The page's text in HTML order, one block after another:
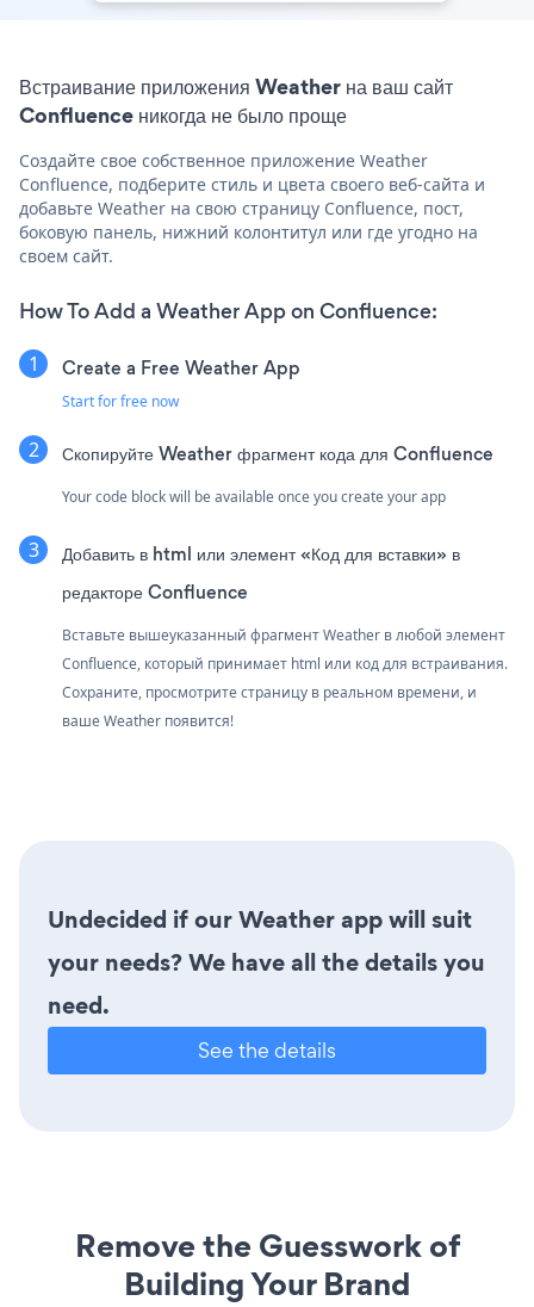
Встраивание приложения Weather на ваш сайт
Confluence никогда не было проще
Создайте свое собственное приложение Weather
Confluence, подберите стиль и цвета своего веб-сайта и
добавьте Weather на свою страницу Confluence, пост,
боковую панель, нижний колонтитул или где угодно на
своем сайт.
How To Add a Weather App on Confluence:
Create a Free Weather App
Start for free now
Скопируйте Weather фрагмент кода для Confluence
Your code block will be available once you create your app
Добавить в html или элемент «Код для вставки» в
редакторе Confluence
Вставьте вышеуказанный фрагмент Weather в любой элемент
Confluence, который принимает html или код для встраивания.
Сохраните, просмотрите страницу в реальном времени, и
ваше Weather появится!
Undecided if our Weather app will suit
your needs? We have all the details you
need.
See the details
Remove the Guesswork of
Building Your Brand